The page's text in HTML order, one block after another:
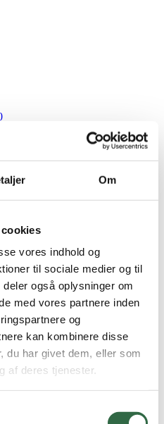
Om
vores indhold og
til sociale medier og til
også oplysninger om
med vores partnere inden
og
kan kombinere disse
du har givet dem, eller som
af deres tjenester.
60×60
120×280